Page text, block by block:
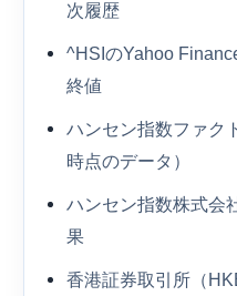
次履歴
^HSIのYahoo
終値
ハンセン指数ファク
時点のデータ）
ハンセン指数株式会
果
香港証券取引所（